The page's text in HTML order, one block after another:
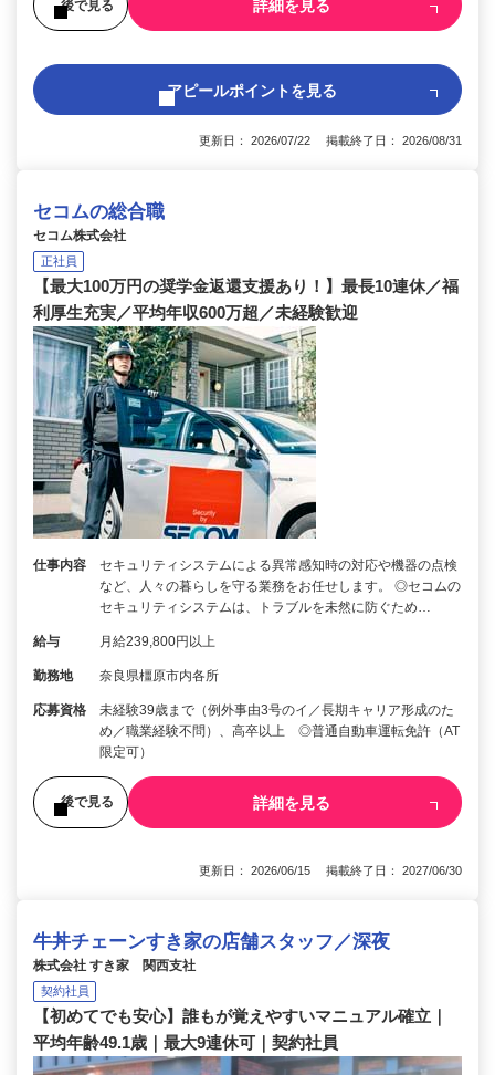
後で見る 詳細を見る
アピールポイントを見る
更新日： 2026/07/22 掲載終了日： 2026/08/31
セコムの総合職
セコム株式会社
正社員
【最大100万円の奨学金返還支援あり！】最長10連休／福
利厚生充実／平均年収600万超／未経験歓迎
仕事内容
セキュリティシステムによる異常感知時の対応や機器の点検
など、人々の暮らしを守る業務をお任せします。 ◎セコムの
セキュリティシステムは、トラブルを未然に防ぐため…
給与 月給239,800円以上
勤務地 奈良県橿原市内各所
応募資格
未経験39歳まで（例外事由3号のイ／長期キャリア形成のた
め／職業経験不問）、高卒以上 ◎普通自動車運転免許（AT
限定可）
後で見る 詳細を見る
更新日： 2026/06/15 掲載終了日： 2027/06/30
牛丼チェーンすき家の店舗スタッフ／深夜
株式会社 すき家 関西支社
契約社員
【初めてでも安心】誰もが覚えやすいマニュアル確立｜
平均年齢49.1歳｜最大9連休可｜契約社員